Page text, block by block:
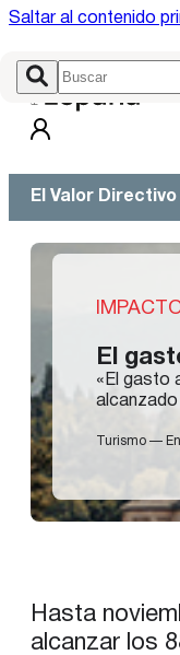
Saltar al contenido
El Valor
El
«El gasto
Turismo —
Hasta
alcanzar los